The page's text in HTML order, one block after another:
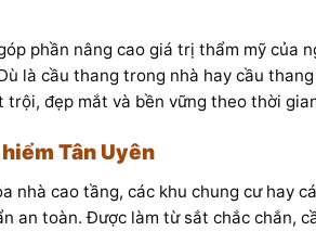
phần nâng cao giá trị thẩm mỹ của
là cầu thang trong nhà hay cầu
đẹp mắt và bền vững theo thời
Tân Uyên
cao tầng, các khu chung cư hay
an toàn. Được làm từ sắt chắc chắn,